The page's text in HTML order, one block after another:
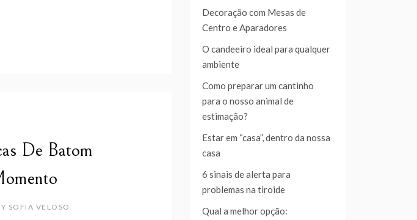
De Batom
SOFIA VELOSO
Decoração com Mesas de
Centro e Aparadores
O candeeiro ideal para qualquer
ambiente
Como preparar um cantinho
para o nosso animal de
estimação?
Estar em “casa”, dentro da nossa
casa
6 sinais de alerta para
problemas na tiroide
Qual a melhor opção: